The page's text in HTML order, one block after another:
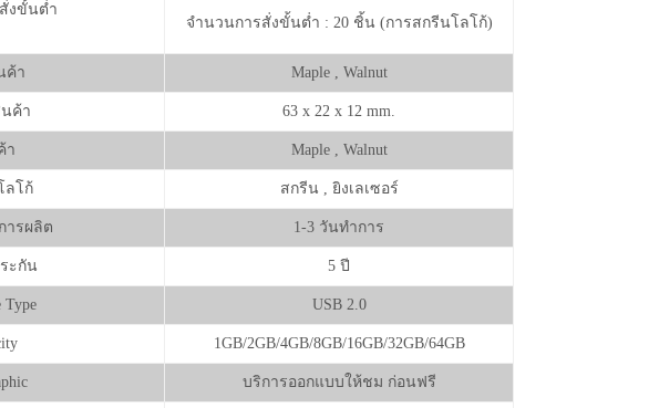
งขั้นต่ำ
จำนวนการสั่งขั้นต่ำ : 20 ชิ้น (การสกรีนโลโก้)
ค้า Maple , Walnut
ค้า 63 x 22 x 12 mm.
า Maple , Walnut
ลโก้ สกรีน , ยิงเลเซอร์
ารผลิต 1-3 วันทำการ
ะกัน 5 ปี
Type USB 2.0
1GB/2GB/4GB/8GB/16GB/32GB/64GB
บริการออกแบบให้ชม ก่อนฟรี